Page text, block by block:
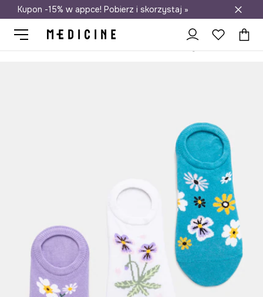
Darmowa dostawa do salonów
Kupon -15% w appce! Pobierz i skorzystaj »